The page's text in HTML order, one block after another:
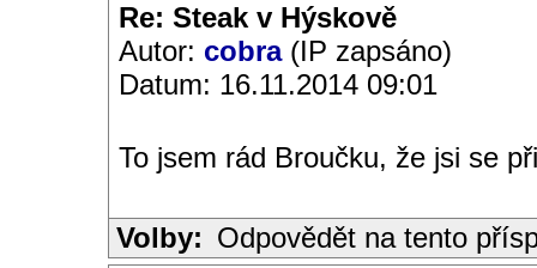
Re: Steak v Hýskově
Autor: cobra(IP zapsáno)
Datum: 16.11.2014 09:01
To jsem rád Broučku, že jsi se
Volby: Odpovědět na tento